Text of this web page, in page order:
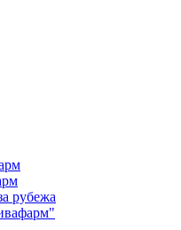
рубежа